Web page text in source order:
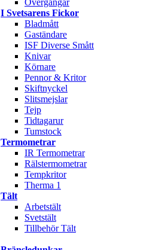
Övergångar
I Svetsarens Fickor
Bladmått
Gaständare
ISF Diverse Smått
Knivar
Körnare
Pennor & Kritor
Skiftnyckel
Slitsmejslar
Tejp
Tidtagarur
Tumstock
Termometrar
IR Termometrar
Rälstermometrar
Tempkritor
Therma 1
Tält
Arbetstält
Svetstält
Tillbehör Tält